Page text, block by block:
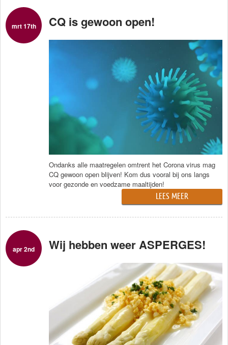
mrt 17th CQ is gewoon open!
Ondanks alle maatregelen omtrent het Corona virus mag
CQ gewoon open blijven! Kom dus vooral bij ons langs
voor gezonde en voedzame maaltijden!
LEES MEER
apr 2nd Wij hebben weer ASPERGES!